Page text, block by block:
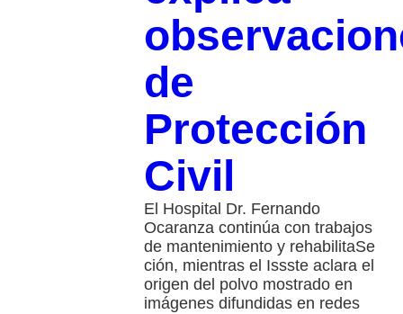
de
Protección
Civil
El Hospital Dr. Fernando
Ocaranza continúa con trabajos
de mantenimiento y rehabilitaSe
ción, mientras el Issste aclara el
origen del polvo mostrado en
imágenes difundidas en redes